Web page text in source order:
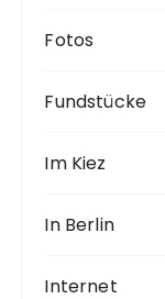
Fotos
Fundstücke
Im Kiez
In Berlin
Internet